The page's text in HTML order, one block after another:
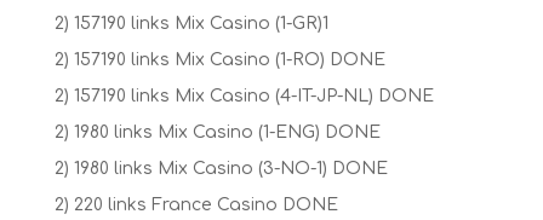
2) 157190 links Mix Casino (1-GR)1
2) 157190 links Mix Casino (1-RO) DONE
2) 157190 links Mix Casino (4-IT-JP-NL) DONE
2) 1980 links Mix Casino (1-ENG) DONE
2) 1980 links Mix Casino (3-NO-1) DONE
2) 220 links France Casino DONE